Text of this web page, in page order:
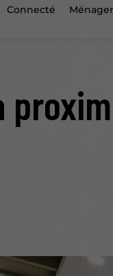
Connecté
Ménager